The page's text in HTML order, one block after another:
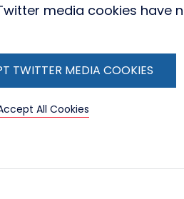
media cookies have
TWITTER MEDIA COOKIES
All Cookies